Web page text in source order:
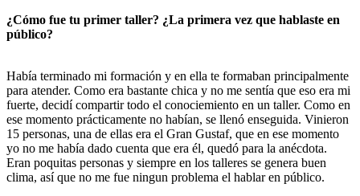
¿Cómo fue tu primer taller? ¿La primera vez que hablaste en
público?
Había terminado mi formación y en ella te formaban principalmente
para atender. Como era bastante chica y no me sentía que eso era mi
fuerte, decidí compartir todo el conociemiento en un taller. Como en
ese momento prácticamente no habían, se llenó enseguida. Vinieron
15 personas, una de ellas era el Gran Gustaf, que en ese momento
yo no me había dado cuenta que era él, quedó para la anécdota.
Eran poquitas personas y siempre en los talleres se genera buen
clima, así que no me fue ningun problema el hablar en público.